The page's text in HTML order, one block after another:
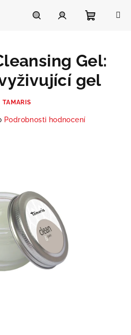
košík
Gel:
gel
TAMARIS
Podrobnosti hodnocení